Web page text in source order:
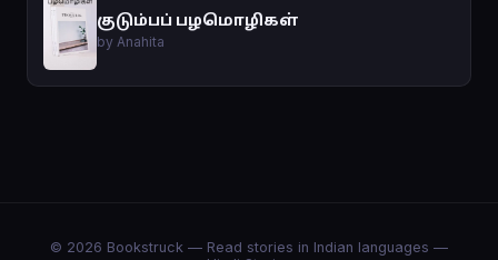
குடும்பப் பழமொழிகள்
by Anahita
© 2026 Bookstruck — Read stories in Indian languages —